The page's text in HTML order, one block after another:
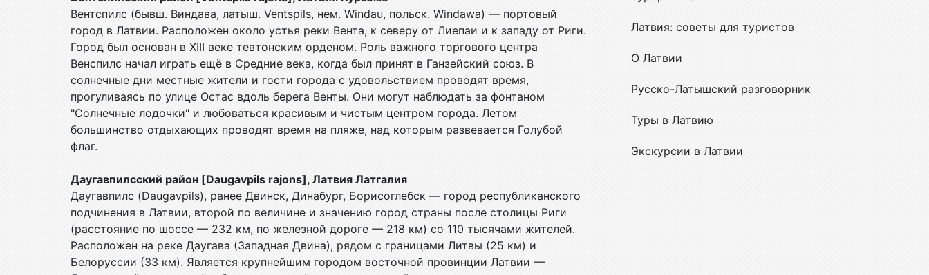
Вентспилс (бывш. Виндава, латыш. Ventspils, нем. Windau, польск. Windawa) — портовый
город в Латвии. Расположен около устья реки Вента, к северу от Лиепаи и к западу от Риги.
Город был основан в XIII веке тевтонским орденом. Роль важного торгового центра
Венспилс начал играть ещё в Средние века, когда был принят в Ганзейский союз. В
солнечные дни местные жители и гости города с удовольствием проводят время,
прогуливаясь по улице Остас вдоль берега Венты. Они могут наблюдать за фонтаном
"Солнечные лодочки" и любоваться красивым и чистым центром города. Летом
большинство отдыхающих проводят время на пляже, над которым развевается Голубой
флаг.
Даугавпилсский район [Daugavpils rajons], Латвия Латгалия
Даугавпилс (Daugavpils), ранее Двинск, Динабург, Борисоглебск — город республиканского
подчинения в Латвии, второй по величине и значению город страны после столицы Риги
(расстояние по шоссе — 232 км, по железной дороге — 218 км) со 110 тысячами жителей.
Расположен на реке Даугава (Западная Двина), рядом с границами Литвы (25 км) и
Белоруссии (33 км). Является крупнейшим городом восточной провинции Латвии —
Латвия: советы для туристов
О Латвии
Русско-Латышский разговорник
Туры в Латвию
Экскурсии в Латвии